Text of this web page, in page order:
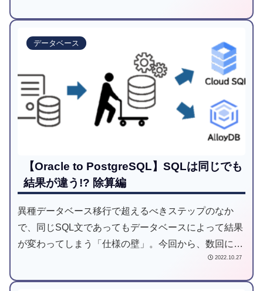
データベース
【Oracle to PostgreSQL】SQLは同じでも
結果が違う!? 除算編
異種データベース移行で超えるべきステップのなか
で、同じSQL文であってもデータベースによって結果
が変わってしまう「仕様の壁」。今回から、数回に分
2022.10.27